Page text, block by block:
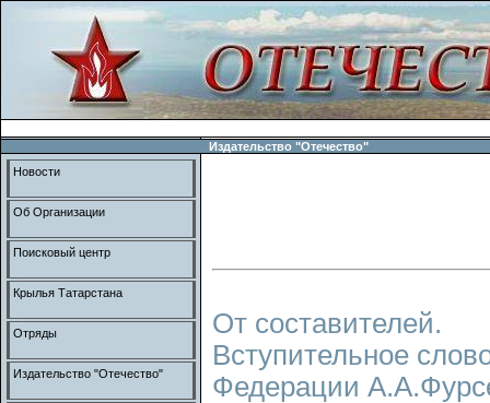
Издательство "Отечество"
От составителей.
Вступительное
Федерации
Новости
Об Организации
Поисковый центр
Крылья Татарстана
Отряды
Издательство "Отечество"